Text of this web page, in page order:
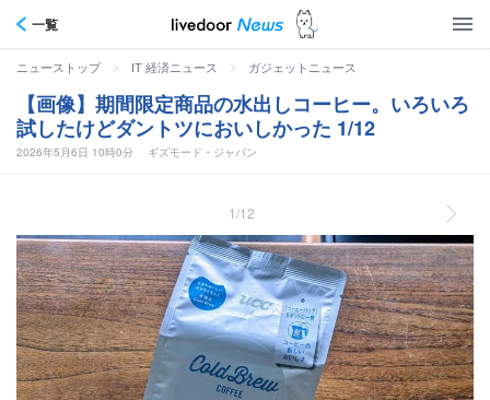
一覧
ニューストップ > IT 経済ニュース > ガジェットニュース
【画像】期間限定商品の水出しコーヒー。いろいろ
試したけどダントツにおいしかった 1/12
2026年5月6日 10時0分 ギズモード・ジャパン
1/12